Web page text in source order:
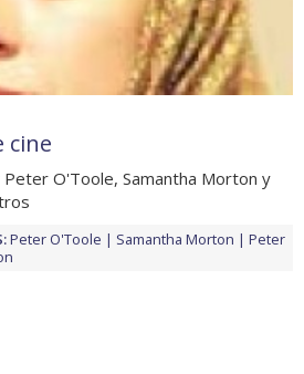
cine
O'Toole, Samantha Morton y
Peter O'Toole Samantha Morton
Peter